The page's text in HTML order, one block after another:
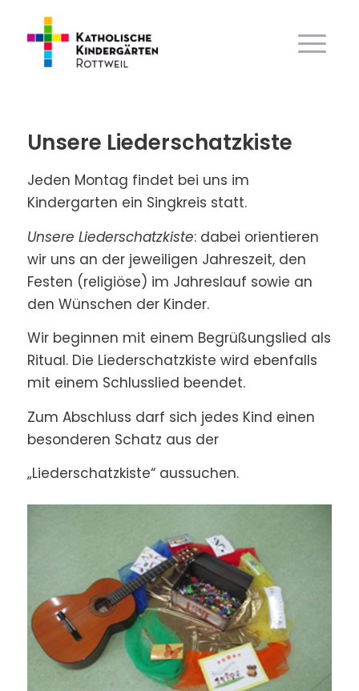
Unsere Liederschatzkiste
Jeden Montag findet bei uns im
Kindergarten ein Singkreis statt.
Unsere Liederschatzkiste: dabei orientieren
wir uns an der jeweiligen Jahreszeit, den
Festen (religiöse) im Jahreslauf sowie an
den Wünschen der Kinder.
Wir beginnen mit einem Begrüßungslied als
Ritual. Die Liederschatzkiste wird ebenfalls
mit einem Schlusslied beendet.
Zum Abschluss darf sich jedes Kind einen
besonderen Schatz aus der
„Liederschatzkiste“ aussuchen.